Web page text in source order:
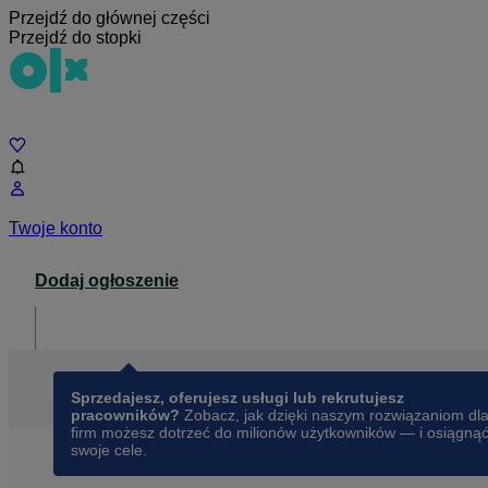
Przejdź do głównej części
Przejdź do stopki
Twoje konto
Dodaj ogłoszenie
Sprzedajesz, oferujesz usługi lub rekrutujesz
pracowników? Zobacz, jak dzięki naszym rozwiązaniom dla
firm możesz dotrzeć do milionów użytkowników — i osiągnąć
swoje cele.